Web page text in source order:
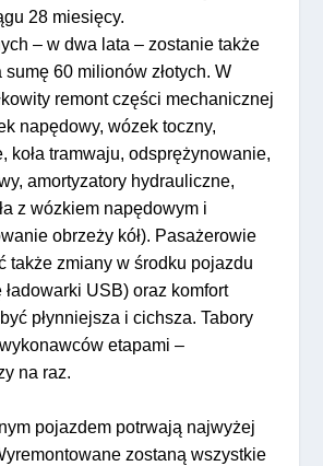
28 miesięcy.
– w dwa lata – zostanie także
60 milionów złotych. W
remont części mechanicznej
napędowy, wózek toczny,
koła tramwaju, odsprężynowanie,
amortyzatory hydrauliczne,
z wózkiem napędowym i
obrzeży kół). Pasażerowie
także zmiany w środku pojazdu
USB) oraz komfort
płynniejsza i cichsza. Tabory
etapami –
na raz.
pojazdem potrwają najwyżej
zostaną wszystkie